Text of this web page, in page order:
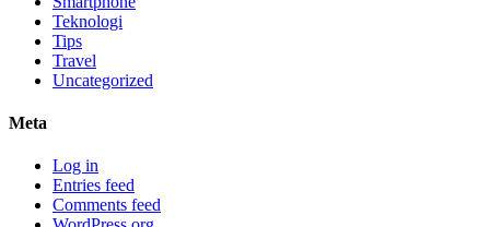
Teknologi
Tips
Travel
Uncategorized
Meta
Log in
Entries feed
Comments feed